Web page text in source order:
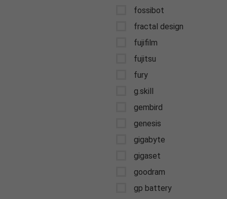
fossibot
fractal design
fujifilm
fujitsu
fury
g.skill
gembird
genesis
gigabyte
gigaset
goodram
gp battery